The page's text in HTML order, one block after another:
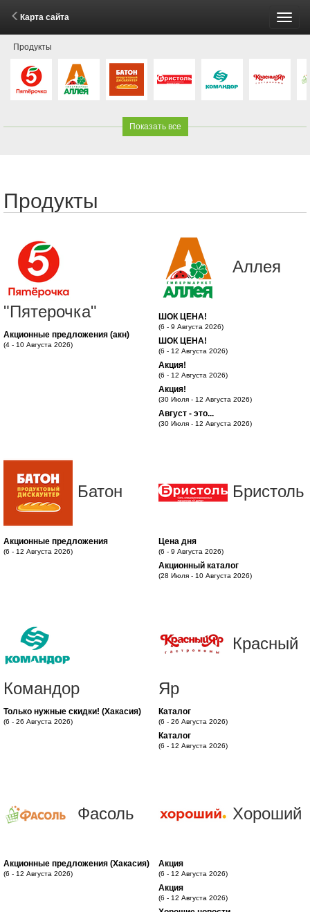
Карта сайта
Продукты
Показать все
Продукты
"Пятерочка"
Акционные предложения (акн)
(4 - 10 Августа 2026)
Аллея
ШОК ЦЕНА!
(6 - 9 Августа 2026)
ШОК ЦЕНА!
(6 - 12 Августа 2026)
Акция!
(6 - 12 Августа 2026)
Акция!
(30 Июля - 12 Августа 2026)
Август - это...
(30 Июля - 12 Августа 2026)
Батон
Акционные предложения
(6 - 12 Августа 2026)
Бристоль
Цена дня
(6 - 9 Августа 2026)
Акционный каталог
(28 Июля - 10 Августа 2026)
Командор
Только нужные скидки! (Хакасия)
(6 - 26 Августа 2026)
Красный
Яр
Каталог
(6 - 26 Августа 2026)
Каталог
(6 - 12 Августа 2026)
Фасоль
Акционные предложения (Хакасия)
(6 - 12 Августа 2026)
Хороший
Акция
(6 - 12 Августа 2026)
Акция
(6 - 12 Августа 2026)